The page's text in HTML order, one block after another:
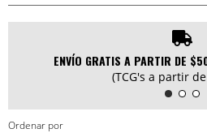
ENVÍO GRATIS A PARTIR DE
(TCG's a partir
Ordenar por